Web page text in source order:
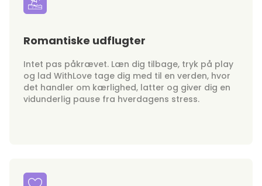
Romantiske udflugter
Intet pas påkrævet. Læn dig tilbage, tryk på play
og lad WithLove tage dig med til en verden, hvor
det handler om kærlighed, latter og giver dig en
vidunderlig pause fra hverdagens stress.